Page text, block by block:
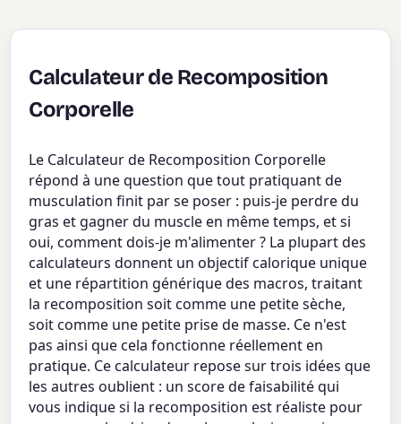
Calculateur de Recomposition
Corporelle
Le Calculateur de Recomposition Corporelle
répond à une question que tout pratiquant de
musculation finit par se poser : puis-je perdre du
gras et gagner du muscle en même temps, et si
oui, comment dois-je m'alimenter ? La plupart des
calculateurs donnent un objectif calorique unique
et une répartition générique des macros, traitant
la recomposition soit comme une petite sèche,
soit comme une petite prise de masse. Ce n'est
pas ainsi que cela fonctionne réellement en
pratique. Ce calculateur repose sur trois idées que
les autres oublient : un score de faisabilité qui
vous indique si la recomposition est réaliste pour